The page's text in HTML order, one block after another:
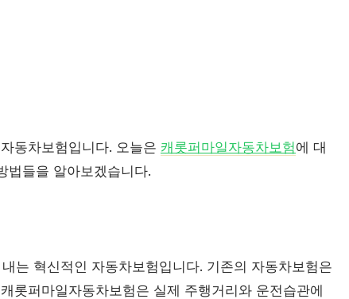
동차보험입니다. 오늘은 캐롯퍼마일자동차보험에 대
법들을 알아보겠습니다.
는 혁신적인 자동차보험입니다. 기존의 자동차보험은
롯퍼마일자동차보험은 실제 주행거리와 운전습관에